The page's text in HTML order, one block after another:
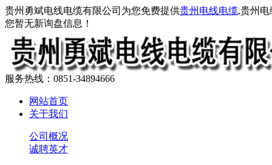
贵州勇斌电线电缆有限公司为您免费提供贵州电线电缆,贵州
您暂无新询盘信息！
服务热线：0851-34894666
网站首页
关于我们
公司概况
诚聘英才